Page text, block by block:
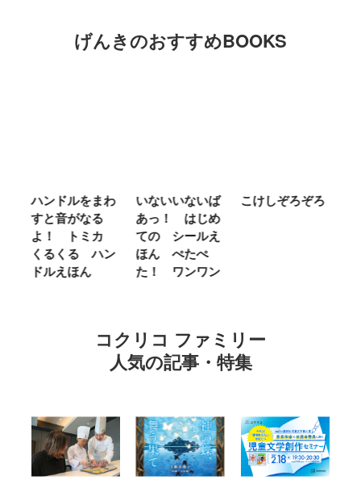
げんきのおすすめBOOKS
ハンドルをまわ
すと音がなる
よ！ トミカ
くるくる ハン
ドルえほん
いないいないば
あっ！ はじめ
ての シールえ
ほん ぺたぺ
た！ ワンワン
こけしぞろぞろ
コクリコ ファミリー
人気の記事・特集